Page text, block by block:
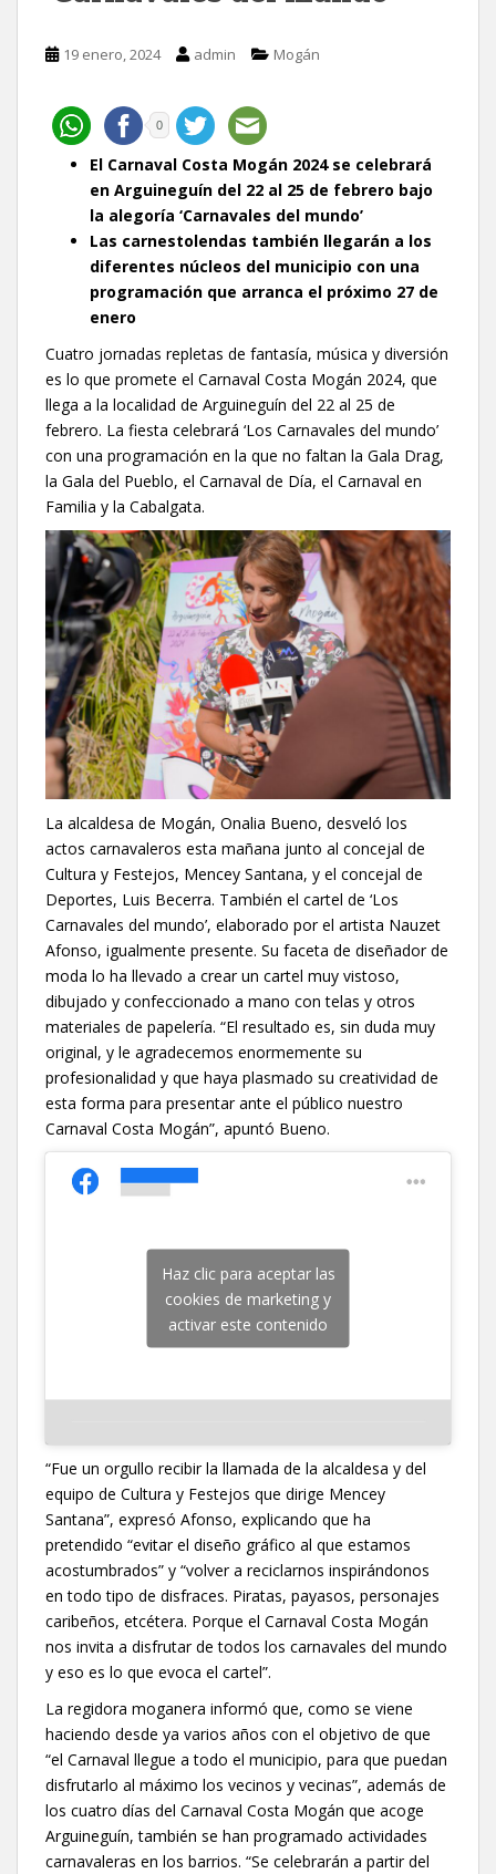
19 enero, 2024 admin Mogán
0
El Carnaval Costa Mogán 2024 se celebrará
en Arguineguín del 22 al 25 de febrero bajo
la alegoría ‘Carnavales del mundo’
Las carnestolendas también llegarán a los
diferentes núcleos del municipio con una
programación que arranca el próximo 27 de
enero
Cuatro jornadas repletas de fantasía, música y diversión
es lo que promete el Carnaval Costa Mogán 2024, que
llega a la localidad de Arguineguín del 22 al 25 de
febrero. La fiesta celebrará ‘Los Carnavales del mundo’
con una programación en la que no faltan la Gala Drag,
la Gala del Pueblo, el Carnaval de Día, el Carnaval en
Familia y la Cabalgata.
La alcaldesa de Mogán, Onalia Bueno, desveló los
actos carnavaleros esta mañana junto al concejal de
Cultura y Festejos, Mencey Santana, y el concejal de
Deportes, Luis Becerra. También el cartel de ‘Los
Carnavales del mundo’, elaborado por el artista Nauzet
Afonso, igualmente presente. Su faceta de diseñador de
moda lo ha llevado a crear un cartel muy vistoso,
dibujado y confeccionado a mano con telas y otros
materiales de papelería. “El resultado es, sin duda muy
original, y le agradecemos enormemente su
profesionalidad y que haya plasmado su creatividad de
esta forma para presentar ante el público nuestro
Carnaval Costa Mogán”, apuntó Bueno.
Haz clic para aceptar las
cookies de marketing y
activar este contenido
“Fue un orgullo recibir la llamada de la alcaldesa y del
equipo de Cultura y Festejos que dirige Mencey
Santana”, expresó Afonso, explicando que ha
pretendido “evitar el diseño gráfico al que estamos
acostumbrados” y “volver a reciclarnos inspirándonos
en todo tipo de disfraces. Piratas, payasos, personajes
caribeños, etcétera. Porque el Carnaval Costa Mogán
nos invita a disfrutar de todos los carnavales del mundo
y eso es lo que evoca el cartel”.
La regidora moganera informó que, como se viene
haciendo desde ya varios años con el objetivo de que
“el Carnaval llegue a todo el municipio, para que puedan
disfrutarlo al máximo los vecinos y vecinas”, además de
los cuatro días del Carnaval Costa Mogán que acoge
Arguineguín, también se han programado actividades
carnavaleras en los barrios. “Se celebrarán a partir del